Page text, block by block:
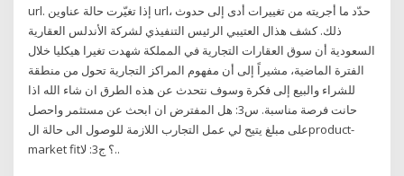
url. إذا تغيّرت حالة عناوين url، حدّد ما أجريته من تغييرات أدى إلى حدوث
ذلك. كشف هذال العتيبي الرئيس التنفيذي لشركة الأندلس العقارية
السعودية أن سوق العقارات التجارية في المملكة شهدت تغيرا هيكليا خلال
الفترة الماضية، مشيراً إلى أن مفهوم المراكز التجارية تحول من منطقة
للشراء والبيع إلى فكرة وسوف نتحدث عن هذه الطرق ان شاء الله اذا
حانت فرصة مناسبة. س3: هل المفترض ان ابحث عن مستثمر واحصل
على مبلغ يتيح لي عمل التجارب اللازمة للوصول الى حالة الproduct-
market fit؟ ج3: لا..